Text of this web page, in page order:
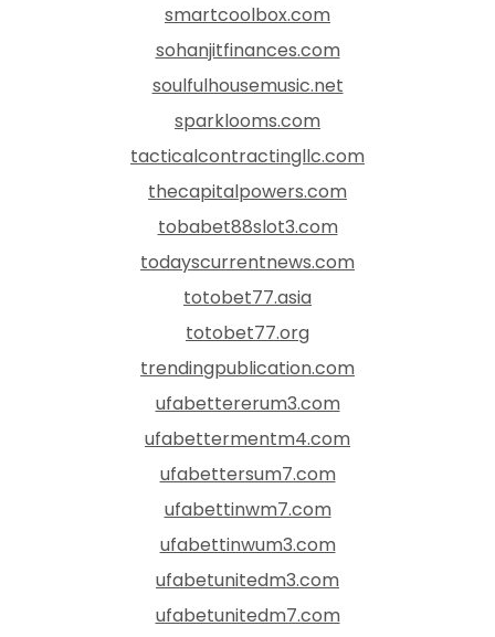
smartcoolbox.com
sohanjitfinances.com
soulfulhousemusic.net
sparklooms.com
tacticalcontractingllc.com
thecapitalpowers.com
tobabet88slot3.com
todayscurrentnews.com
totobet77.asia
totobet77.org
trendingpublication.com
ufabettererum3.com
ufabettermentm4.com
ufabettersum7.com
ufabettinwm7.com
ufabettinwum3.com
ufabetunitedm3.com
ufabetunitedm7.com